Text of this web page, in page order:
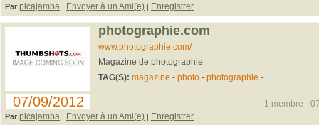
Par picajamba | Envoyer à un Ami(e) | Enregistrer
07/09/2012
photographie.com
www.photographie.com/
Magazine de photographie
TAG(S): magazine - photo- photographie -
Par picajamba | Envoyer à un Ami(e) | Enregistrer
1 membre -